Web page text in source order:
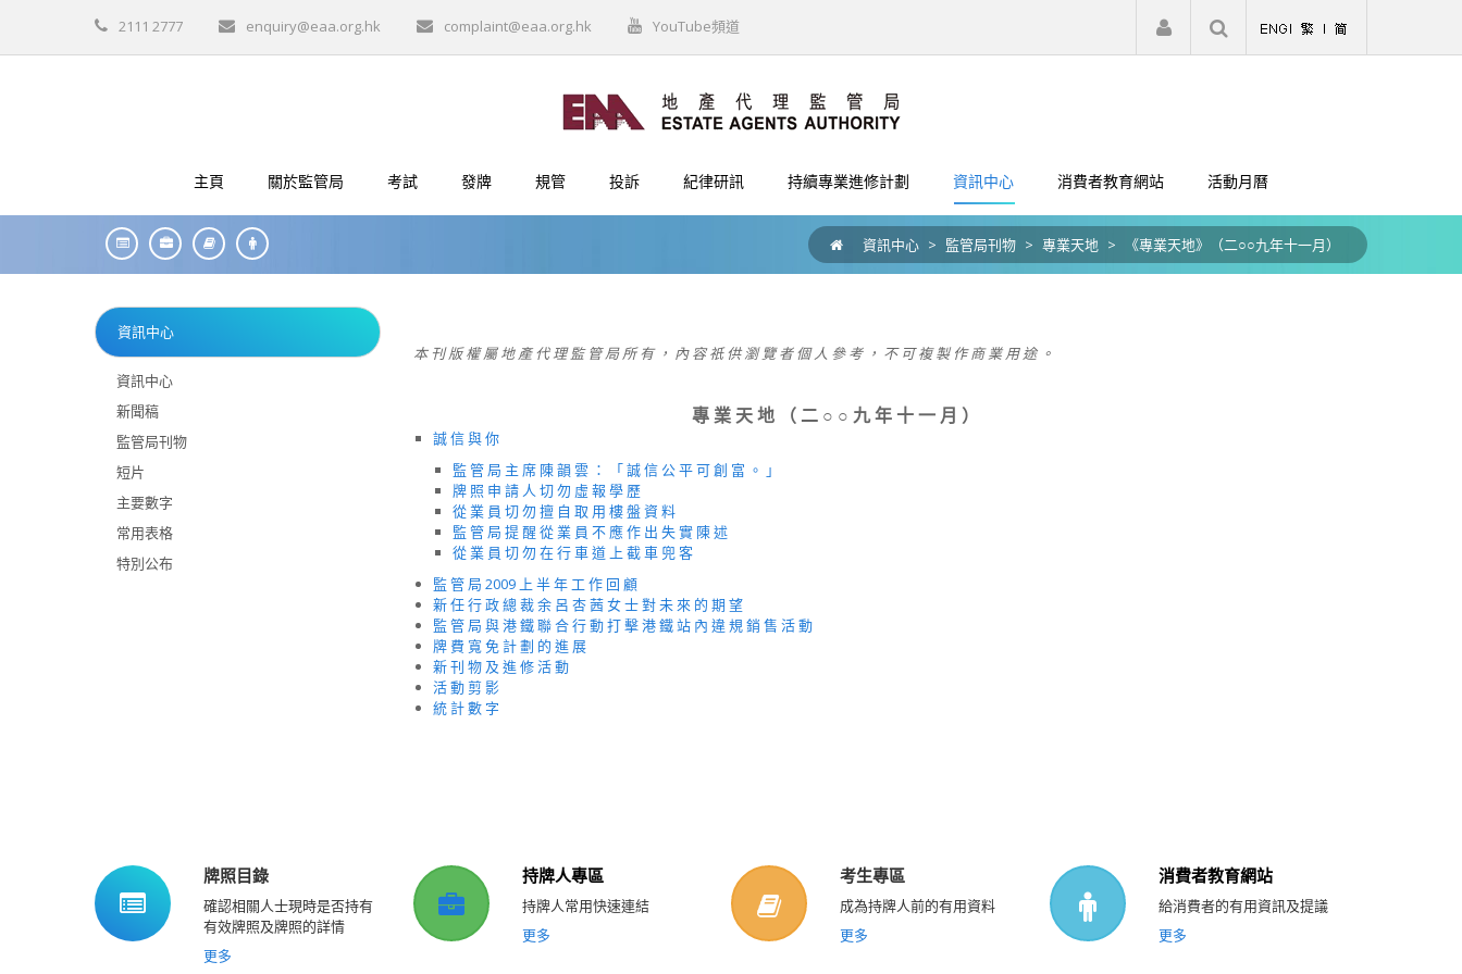
2111 2777 enquiry@eaa.org.hk complaint@eaa.org.hk YouTube頻道 註冊 登入
主頁 關於監管局 考試 發牌 規管 投訴 紀律研訊 持續專業進修計劃 資訊中心 消費者教育網站 活動月曆
資訊中心 > 監管局刊物 > 專業天地 > 《專業天地》（二○○九年十一月）
資訊中心
資訊中心
新聞稿
監管局刊物
短片
主要數字
常用表格
特別公布
本 刊 版 權 屬 地 產 代 理 監 管 局 所 有 ， 內 容 祇 供 瀏 覽 者 個 人 參 考 ， 不 可 複 製 作 商 業 用 途 。
專 業 天 地 （ 二 ○ ○ 九 年 十 一 月 ）
誠 信 與 你
監 管 局 主 席 陳 韻 雲 ： 「 誠 信 公 平 可 創 富 。 」
牌 照 申 請 人 切 勿 虛 報 學 歷
從 業 員 切 勿 擅 自 取 用 樓 盤 資 料
監 管 局 提 醒 從 業 員 不 應 作 出 失 實 陳 述
從 業 員 切 勿 在 行 車 道 上 截 車 兜 客
監 管 局 2009 上 半 年 工 作 回 顧
新 任 行 政 總 裁 余 呂 杏 茜 女 士 對 未 來 的 期 望
監 管 局 與 港 鐵 聯 合 行 動 打 擊 港 鐵 站 內 違 規 銷 售 活 動
牌 費 寬 免 計 劃 的 進 展
新 刊 物 及 進 修 活 動
活 動 剪 影
統 計 數 字
牌照目錄
確認相關人士現時是否持有
有效牌照及牌照的詳情
更多
持牌人專區
持牌人常用快速連結
更多
考生專區
成為持牌人前的有用資料
更多
消費者教育網站
給消費者的有用資訊及提議
更多